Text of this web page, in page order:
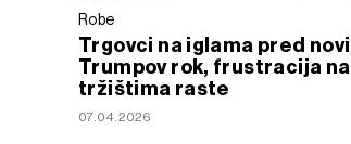
Robe
Trgovci na iglama pred novi
Trumpov rok, frustracija na
tržištima raste
07.04.2026